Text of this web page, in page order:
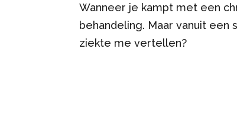
Wanneer je kampt met een
behandeling. Maar vanuit een
ziekte me vertellen?